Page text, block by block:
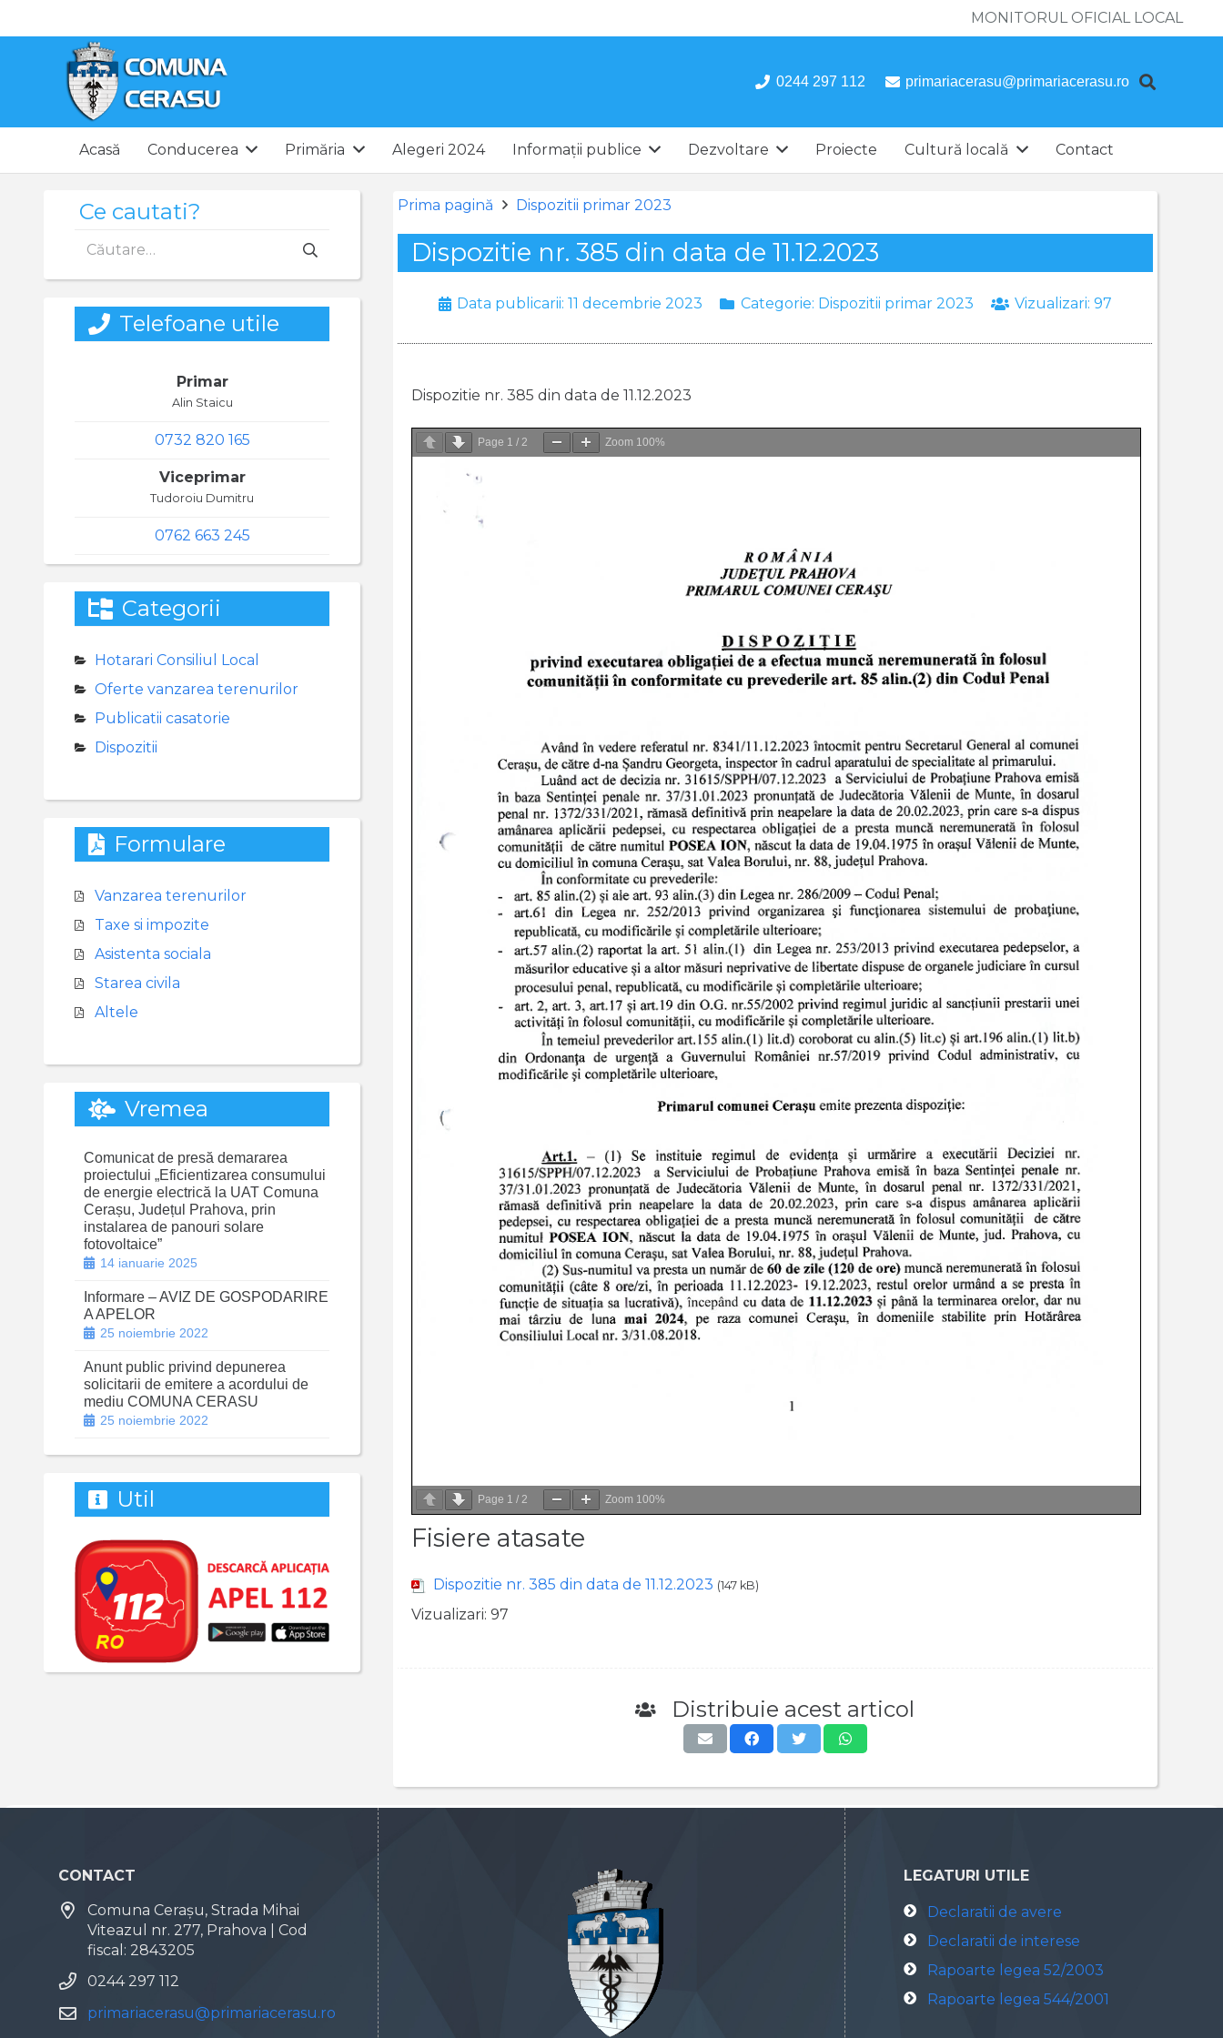
MONITORUL OFICIAL LOCAL
0244 297 112 primariacerasu@primariacerasu.ro
Acasă Conducerea Primăria Alegeri 2024 Informații publice Dezvoltare Proiecte Cultură locală Contact
Prima pagină Dispozitii primar 2023
Dispozitie nr. 385 din data de 11.12.2023
Data publicarii:11 decembrie 2023 Categorie: Dispozitii primar 2023 Vizualizari:97
Dispozitie nr. 385 din data de 11.12.2023
Page 1 / 2 Zoom 100%
Page 1 / 2 Zoom 100%
Fisiere atasate
Dispozitie nr. 385 din data de 11.12.2023 (147 kB)
Vizualizari: 97
Distribuie acest articol
Ce cautati?
după:
Telefoane utile
Primar
Alin Staicu
0732 820 165
Viceprimar
Tudoroiu Dumitru
0762 663 245
Categorii
Hotarari Consiliul Local
Oferte vanzarea terenurilor
Publicatii casatorie
Dispozitii
Formulare
Vanzarea terenurilor
Taxe si impozite
Asistenta sociala
Starea civila
Altele
Vremea
Comunicat de presă demararea
proiectului „Eficientizarea consumului
de energie electrică la UAT Comuna
Cerașu, Județul Prahova, prin
instalarea de panouri solare
fotovoltaice”
14 ianuarie 2025
Informare – AVIZ DE GOSPODARIRE
A APELOR
25 noiembrie 2022
Anunt public privind depunerea
solicitarii de emitere a acordului de
mediu COMUNA CERASU
25 noiembrie 2022
Util
CONTACT
Comuna Cerașu, Strada Mihai
Viteazul nr. 277, Prahova | Cod
fiscal: 2843205
0244 297 112
primariacerasu@primariacerasu.ro
LEGATURI UTILE
Declaratii de avere
Declaratii de interese
Rapoarte legea 52/2003
Rapoarte legea 544/2001